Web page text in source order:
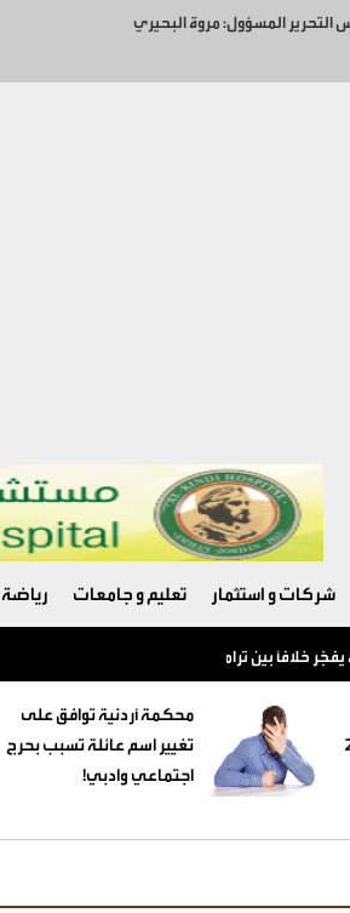
التحرير المسؤول: مروة البحيري
شركات و استثمار تعليم و جامعات رياضة
خلافًا بين ترامب والبنتاغون
محكمة أردنية توافق على
تغيير اسم عائلة تسبب بحرج
اجتماعي وادبي!